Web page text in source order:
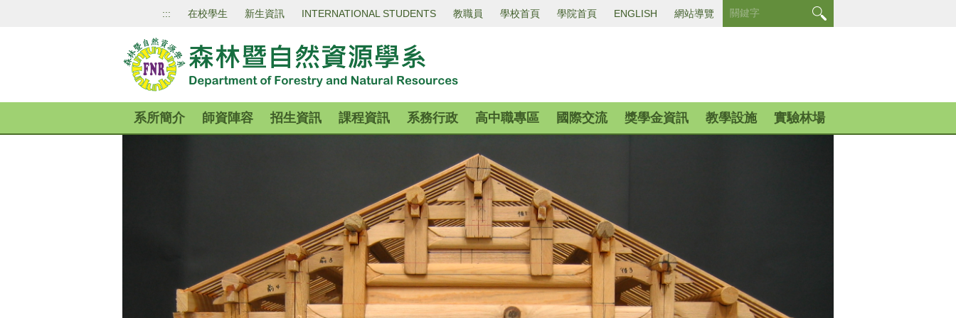
::: 在校學生 新生資訊 INTERNATIONAL STUDENTS 教職員 學校首頁 學院首頁 ENGLISH 網站導覽
系所簡介 師資陣容 招生資訊 課程資訊 系務行政 高中職專區 國際交流 獎學金資訊 教學設施 實驗林場